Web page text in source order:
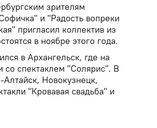
зрителям
и "Радость вопреки
пригласил коллектив из
в ноябре этого года.
в Архангельск, где на
со спектаклем "Солярис". В
Новокузнецк,
"Кровавая свадьба" и